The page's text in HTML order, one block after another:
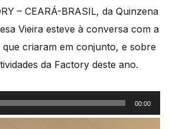
– CEARÁ-BRASIL, da Quinzena
Vieira esteve à conversa com a
criaram em conjunto, e sobre
da Factory deste ano.
00:00